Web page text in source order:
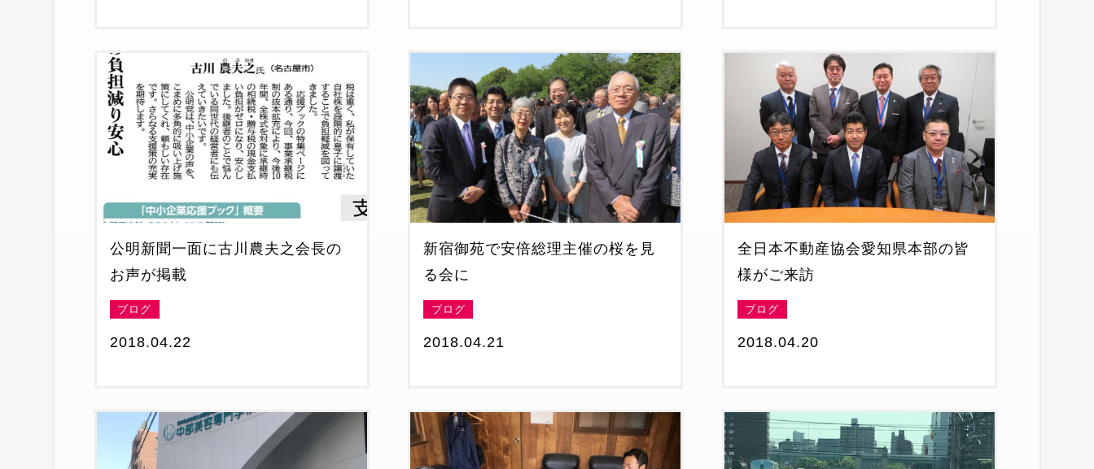
公明新聞一面に古川農夫之会長の
お声が掲載
ブログ
2018.04.22
新宿御苑で安倍総理主催の桜を見
る会に
ブログ
2018.04.21
全日本不動産協会愛知県本部の皆
様がご来訪
ブログ
2018.04.20